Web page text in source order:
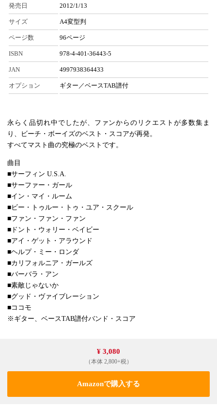
発売日 2012/1/13
サイズ A4変型判
ページ数 96ページ
ISBN 978-4-401-36443-5
JAN 4997938364433
オプション ギター／ベースTAB譜付
永らく品切れ中でしたが、ファンからのリクエストが多数集ま
り、ビーチ・ボーイズのベスト・スコアが再発。
すべてマスト曲の究極のベストです。
曲目
■サーフィン U.S.A.
■サーファー・ガール
■イン・マイ・ルーム
■ビー・トゥルー・トゥ・ユア・スクール
■ファン・ファン・ファン
■ドント・ウォリー・ベイビー
■アイ・ゲット・アラウンド
■ヘルプ・ミー・ロンダ
■カリフォルニア・ガールズ
■バーバラ・アン
■素敵じゃないか
■グッド・ヴァイブレーション
■ココモ
※ギター、ベースTAB譜付バンド・スコア
¥ 3,080
（本体 2,800+税）
Amazonで購入する